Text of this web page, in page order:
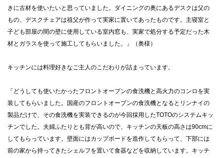
きに古材を使いたいと思っていました。ダイニングの奥にあるデスクは父の
もの、デスクチェアは祖父が作って実家に置いてあったものです。主寝室と
子ども部屋の間の壁に使用している室内窓も、実家で処分する予定だった木
材とガラスを使って施工してもらいました。」（奥様）
キッチンには料理好きなご主人のこだわりが詰まっています。
「どうしても使いたかったフロントオープンの食洗機と高火力のコンロを実
装してもらいました。国産のフロントオープンの食洗機となるとリンナイの
製品だけで、その食洗機を実装できるのが今回採用したTOTOのシステムキッ
チンでした。夫婦ふたりとも背が高いので、キッチンの天板の高さは90cmに
してもらっています。壁面にはカップボードを造作してもらって、下部には
前の家から持ってきたシェルフを置いて食器などを収納しています。キッチ